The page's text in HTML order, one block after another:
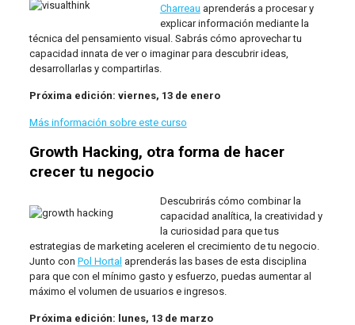
Charreau aprenderás a procesar y
explicar información mediante la
técnica del pensamiento visual. Sabrás cómo aprovechar tu
capacidad innata de ver o imaginar para descubrir ideas,
desarrollarlas y compartirlas.
Próxima edición: viernes, 13 de enero
Más información sobre este curso
Growth Hacking, otra forma de hacer
crecer tu negocio
Descubrirás cómo combinar la
capacidad analítica, la creatividad y
la curiosidad para que tus
estrategias de marketing aceleren el crecimiento de tu negocio.
Junto con Pol Hortal aprenderás las bases de esta disciplina
para que con el mínimo gasto y esfuerzo, puedas aumentar al
máximo el volumen de usuarios e ingresos.
Próxima edición: lunes, 13 de marzo